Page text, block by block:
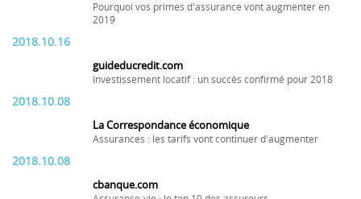
Pourquoi vos primes d'assurance vont augmenter en
2019
2018.10.16
guideducredit.com
Investissement locatif : un succès confirmé pour 2018
2018.10.08
La Correspondance économique
Assurances : les tarifs vont continuer d'augmenter
2018.10.08
cbanque.com